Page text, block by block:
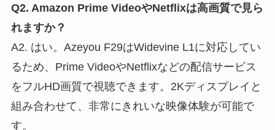
Q2. Amazon Prime VideoやNetflixは高画質で見ら
れますか？
A2. はい。Azeyou F29はWidevine L1に対応してい
るため、Prime VideoやNetflixなどの配信サービス
をフルHD画質で視聴できます。2Kディスプレイと
組み合わせて、非常にきれいな映像体験が可能で
す。